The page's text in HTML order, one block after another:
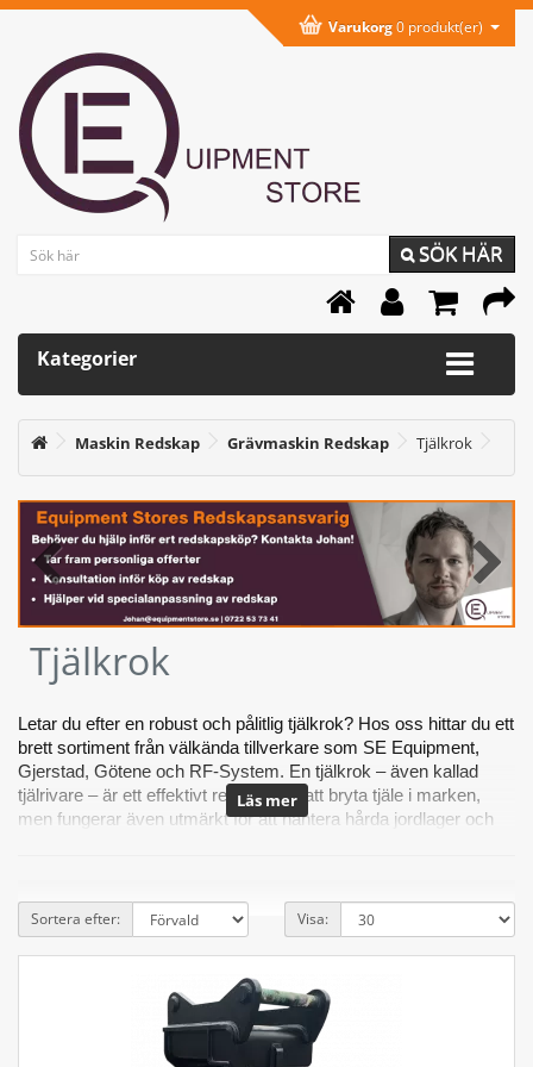
Varukorg0 produkt(er)
SÖK HÄR
Kategorier
Maskin Redskap Grävmaskin Redskap Tjälkrok
Tjälkrok
Letar du efter en robust och pålitlig tjälkrok? Hos oss hittar du ett
brett sortiment från välkända tillverkare som SE Equipment,
Gjerstad, Götene och RF-System. En tjälkrok – även kallad
tjälrivare – är ett effektivt redskap för att bryta tjäle i marken,
men fungerar även utmärkt för att hantera hårda jordlager och
Sortera efter: Visa: